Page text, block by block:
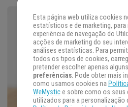
Esta página web utiliza cookies
estatísticos e de marketing, para
experiência de navegação do
acções de marketing do seu
análises estatísticas. Para
todos os tipos de cookies,
pretender escolher apenas
preferências. Pode obter mais
como usamos cookies na
WeMystice sobre como os seus
utilizados para a personalização